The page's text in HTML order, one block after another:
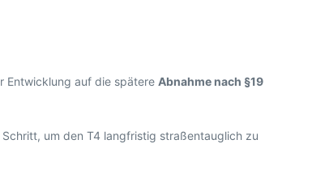
Entwicklung auf die spätere Abnahme nach §19
um den T4 langfristig straßentauglich zu